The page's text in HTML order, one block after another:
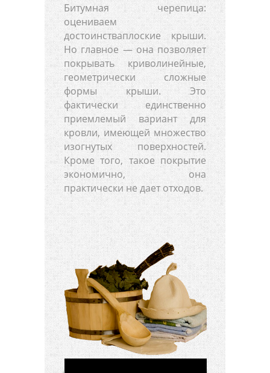
Битумная черепица:
оцениваем
достоинстваплоские крыши.
Но главное — она позволяет
покрывать криволинейные,
геометрически сложные
формы крыши. Это
фактически единственно
приемлемый вариант для
кровли, имеющей множество
изогнутых поверхностей.
Кроме того, такое покрытие
экономично, она
практически не дает отходов.